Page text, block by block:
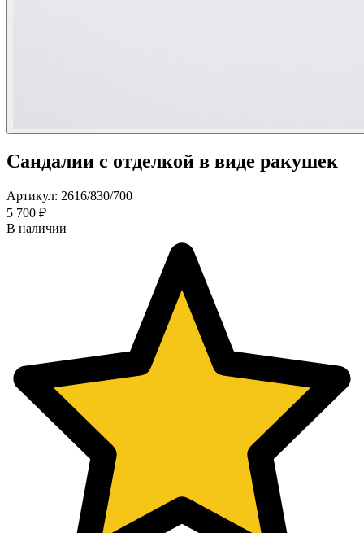
Сандалии с отделкой в виде ракушек
Артикул: 2616/830/700
5 700 ₽
В наличии